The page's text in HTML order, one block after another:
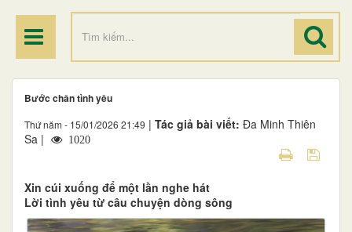
Bước chân tình yêu
Thứ năm - 15/01/2026 21:49 | Tác giả bài viết: Đa Minh Thiên
Sa |
1020
Xin cúi xuống để một lần nghe hát
Lời tình yêu từ câu chuyện dòng sông